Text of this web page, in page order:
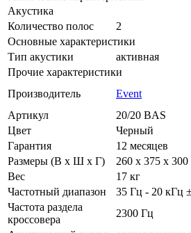
Акустика
Количество полос
2
Основные характеристики
Тип акустики
активная
Прочие характеристики
Производитель
Event
Артикул
20/20 BAS
Цвет
Черный
Гарантия
12 месяцев
Размеры (В х Ш х Г)
260 х 375 х
Вес
17 кг
Частотный диапазон
35 Гц - 20 кГц
Частота раздела
кроссовера
2300 Гц